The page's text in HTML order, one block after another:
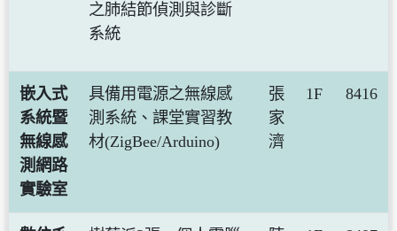
之肺結節偵測與診斷
系統
嵌入式
系統暨
無線感
測網路
實驗室
具備用電源之無線感
測系統、課堂實習教
材(ZigBee/Arduino)
張
家
濟
1F 8416